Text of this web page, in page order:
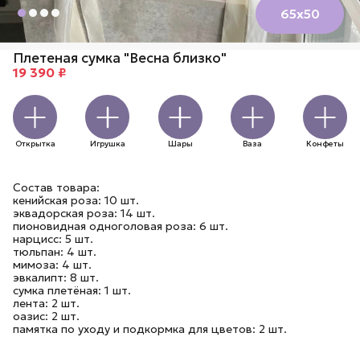
65х50
Плетеная сумка "Весна близко"
19 390 ₽
Открытка Игрушка Шары Ваза Конфеты
Состав товара:
кенийская роза: 10 шт.
эквадорская роза: 14 шт.
пионовидная одноголовая роза: 6 шт.
нарцисс: 5 шт.
тюльпан: 4 шт.
мимоза: 4 шт.
эвкалипт: 8 шт.
сумка плетёная: 1 шт.
лента: 2 шт.
оазис: 2 шт.
памятка по уходу и подкормка для цветов: 2 шт.